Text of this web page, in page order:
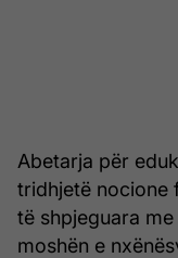
Abetarja për
tridhjetë nocione
të shpjeguara
moshën e